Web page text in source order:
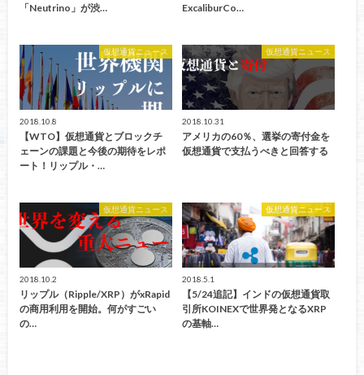
「Neutrino」が渋…
ExcaliburCo…
仮想通貨ニュース
2018.10.8
【WTO】仮想通貨とブロックチ
ェーンの課題と今後の期待をレポ
ート！リップル・…
仮想通貨ニュース
2018.10.31
アメリカの60％、選挙の寄付金を
仮想通貨で支払うべきと回答する
仮想通貨ニュース
2018.10.2
リップル（Ripple/XRP）がxRapid
の商用利用を開始。何がすごい
の…
仮想通貨ニュース
2018.5.1
【5/24追記】インドの仮想通貨取
引所KOINEXで世界発となるXRP
の基軸…